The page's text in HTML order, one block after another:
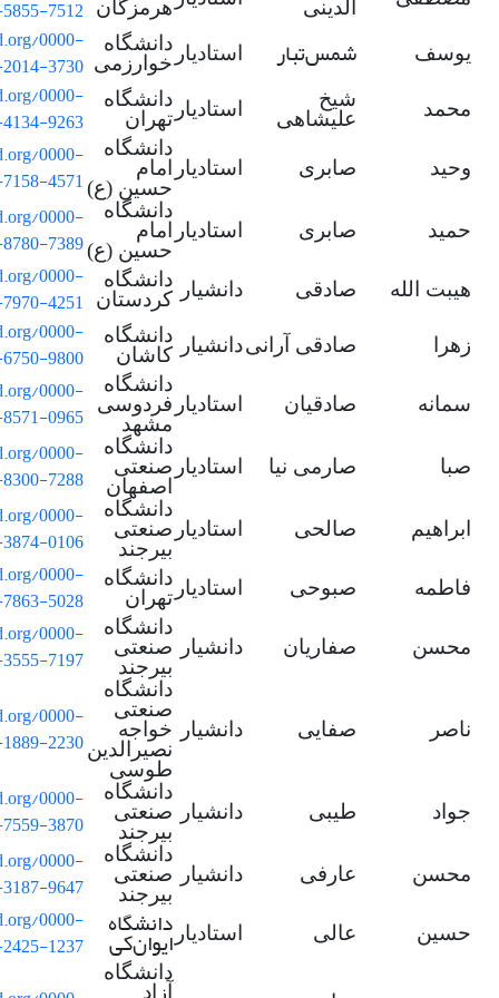
الدینی
هرمزگان 7512
یوسف شمستبار استادیار دانشگاه
خوارزمی
0000-
3730
محمد
شیخ
علیشاهی
استادیار دانشگاه
تهران
0000-
9263
وحید صابری استادیار
دانشگاه
امام
حسین (ع)
0000-
4571
حمید صابری استادیار
دانشگاه
امام
حسین (ع)
0000-
7389
هیبت الله صادقی دانشیار
دانشگاه
کردستان
0000-
4251
زهرا صادقی آرانیدانشیار
دانشگاه
کاشان
0000-
9800
سمانه صادقیان استادیار
دانشگاه
فردوسی
مشهد
0000-
0965
صبا صارمی نیا استادیار
دانشگاه
صنعتی
اصفهان
0000-
7288
ابراهیم صالحی استادیار
دانشگاه
صنعتی
بیرجند
0000-
0106
فاطمه صبوحی استادیار دانشگاه
تهران
0000-
5028
محسن صفاریان دانشیار
دانشگاه
صنعتی
بیرجند
0000-
7197
ناصر صفایی دانشیار
دانشگاه
صنعتی
خواجه
نصیرالدین
طوسی
0000-
2230
جواد طیبی دانشیار
دانشگاه
صنعتی
بیرجند
0000-
3870
محسن عارفی دانشیار
دانشگاه
صنعتی
بیرجند
0000-
9647
حسین عالی استادیار دانشگاه
ایوانکی
0000-
1237
دانشگاه
آزاد